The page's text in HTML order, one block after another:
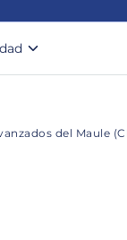
del Maule